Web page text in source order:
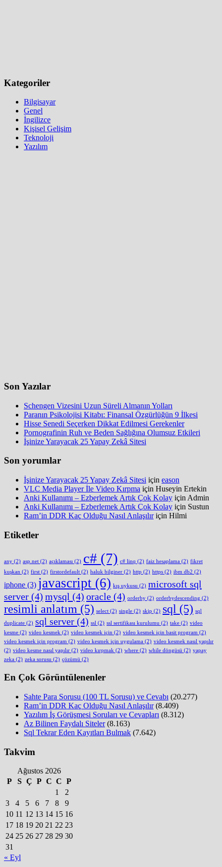
Kategoriler
Bilgisayar
Genel
İngilizce
Kişisel Gelişim
Teknoloji
Yazılım
Son Yazılar
Schengen Vizesini Uzun Süreli Almanın Yolları
Paranın Psikolojisi Kitabı: Finansal Özgürlüğün 9 İlkesi
Hisse Senedi Seçerken Dikkat Edilmesi Gerekenler
Pornografinin Ruh ve Beden Sağlığına Olumsuz Etkileri
İşinize Yarayacak 25 Yapay Zekâ Sitesi
Son yorumlar
İşinize Yarayacak 25 Yapay Zekâ Sitesi için eason
VLC Media Player İle Video Kırpma için Huseyin Ertekin
Anki Kullanımı – Ezberlemek Artık Çok Kolay için Admin
Anki Kullanımı – Ezberlemek Artık Çok Kolay için Sustun
Ram’in DDR Kaç Olduğu Nasıl Anlaşılıriçin Hilmi
Etiketler
any (2) asp.net (2) açıklaması (2) c# (7) c# linq (2) faiz hesaplama (2) fikret
kuşkan (2) first (2) firstordefault (2) haluk bilginer (2) http (2) https (2) ibm db2 (2)
iphone (3) javascript (6) kış uykusu (2) microsoft sql
server (4) mysql (4) oracle (4) orderby (2) orderbydescending (2)
resimli anlatım (5) select (2) single (2) skip (2) sql (5) sql
duplicate (2) sql server (4) ssl (2) ssl sertifikası kurulumu (2) take (2) video
kesme (2) video kesmek (2) video kesmek için (2) video kesmek için basit program (2)
video kesmek için program (2) video kesmek için uygulama (2) video kesmek nasıl yapılır
(2) video kesme nasıl yapılır (2) video kırpmak (2) where (2) while döngüsü (2) yapay
zeka (2) zeka sorusu (2) çözümü (2)
En Çok Görüntülenenler
Sahte Para Sorusu (100 TL Sorusu) ve Cevabı (20.277)
Ram’in DDR Kaç Olduğu Nasıl Anlaşılır (8.409)
Yazılım İş Görüşmesi Soruları ve Cevapları (8.312)
Az Bilinen Faydalı Siteler (8.163)
Sql Tekrar Eden Kayıtları Bulmak (7.642)
Takvim
Ağustos 2026
P
S Ç P C C P
1
2
3
4 5 6 7 8
9
10 11 12 13 14 15 16
17 18 19 20 21 22 23
24 25 26 27 28 29 30
31
« Eyl